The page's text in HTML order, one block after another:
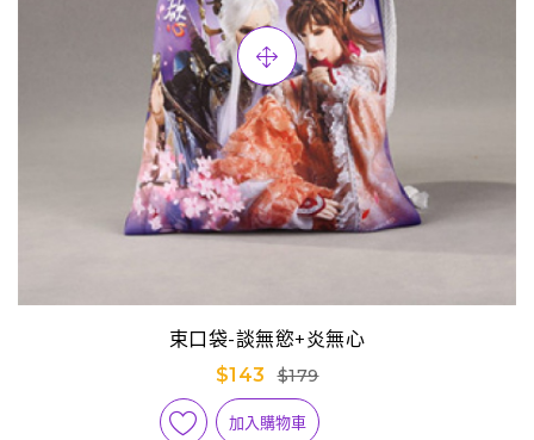
束口袋-談無慾+炎無心
$143
$179
加入購物車